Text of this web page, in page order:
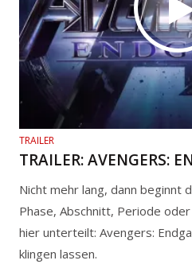
TRAILER
TRAILER: AVENGERS:
Nicht mehr lang, dann beginnt
Phase, Abschnitt, Periode
hier unterteilt: Avengers:
klingen lassen.